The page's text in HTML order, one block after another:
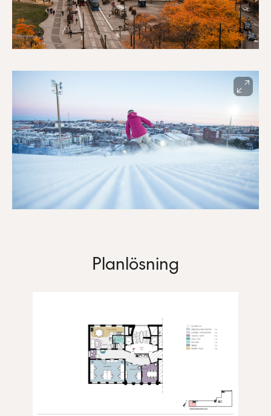
Planlösning